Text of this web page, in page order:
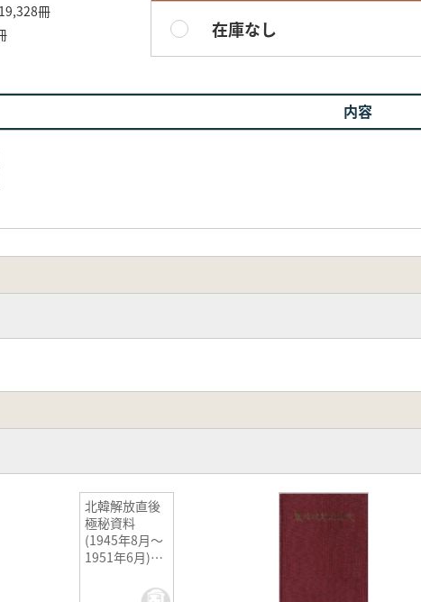
冊
在庫なし
内容
北韓解放直後
極秘資料
(1945年8月〜
1951年6月)
巻 (影印)